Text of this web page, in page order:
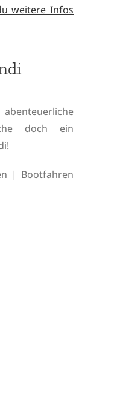
weitere Infos
doch ein
| Bootfahren